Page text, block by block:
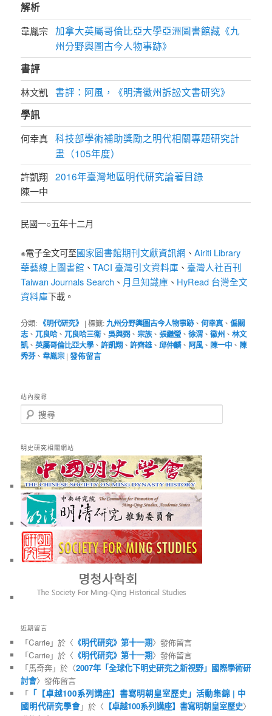
解析
韋胤宗 加拿大英屬哥倫比亞大學亞洲圖書館藏《九
州分野輿圖古今人物事跡》
書評
林文凱 書評：阿風，《明清徽州訴訟文書研究》
學訊
何幸真 科技部學術補助獎勵之明代相關專題研究計
畫（105年度）
許凱翔
陳一中
2016年臺灣地區明代研究論著目錄
民國一○五年十二月
※電子全文可至國家圖書館期刊文獻資訊網 、Airiti Library
華藝線上圖書館 、TACI 臺灣引文資料庫 、 臺灣人社百刊
Taiwan Journals Search 、 月旦知識庫 、 HyRead 台灣全文
資料庫下載。
分類: 《明代研究》 |標籤:九州分野輿圖古今人物事跡、何幸真、偏關
志、兀良哈、兀良哈三衛、吳與弼、宗族、張繼瑩 、徐渭 、徽州 、林文
凱、英屬哥倫比亞大學、許凱翔 、許齊雄、邱仲麟、 阿風、 陳一中 、 陳
秀芬、韋胤宗 |發佈留言
站內搜尋
搜
尋
明史研究相關網站
近期留言
「Carrie」於〈 《明代研究》第十一期〉發佈留言
「Carrie」於〈 《明代研究》第十一期〉發佈留言
「馬奇奔」於〈2007年「全球化下明史研究之新視野」國際學術研
討會〉發佈留言
「 「【卓越100系列講座】書寫明朝皇室歷史」活動集錦 | 中
國明代研究學會」於〈 【卓越100系列講座】書寫明朝皇室歷史〉